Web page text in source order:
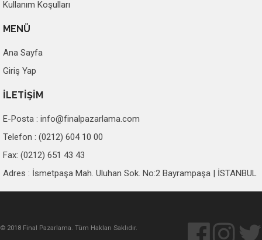
Kullanım Koşulları
MENÜ
Ana Sayfa
Giriş Yap
İLETİŞİM
E-Posta : info@finalpazarlama.com
Telefon : (0212) 604 10 00
Fax: (0212) 651 43 43
Adres : İsmetpaşa Mah. Uluhan Sok. No:2 Bayrampaşa | İSTANBUL
© 2018 Final Pazarlama. Tüm Hakları Saklıdır.